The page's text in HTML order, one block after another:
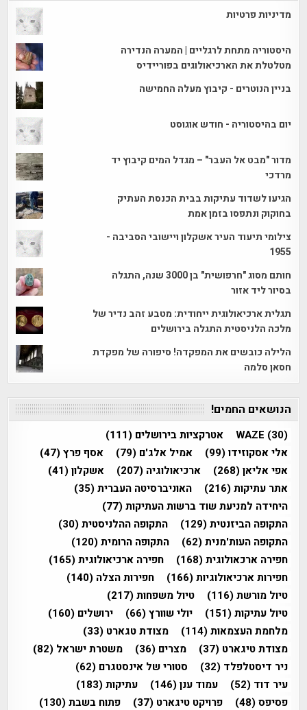
מדיניות פרטיות
היסטוריה מתחת לרגליים | המערה הנדירה
מטלטלת את הארכיאולוגים בפוריידיס
בניין הנוטרים - קיבוץ מעלה החמישה
יום בהיסטוריה - חודש אוגוסט
מדור "מבט אל העבר" – מגדל המים קיבוץ יד
מרדכי
הגיעו לשדוד עתיקות בבית הכנסת העתיק
בחוקוק ונתפסו בזמן אמת
צילומי תיעוד העיר אשקלון ויישובי הסביבה -
1955
חותם מסוג "חרפושית" בן 3000 שנה, התגלה
בסיור ליד אזור
תגלית ארכיאולוגית ייחודית: מטבע זהב נדיר של
מלכה הלניסטית התגלה בירושלים
הלילה כובשים את המפקדה! סיפורה של מפקדת
חסאן סלמה
הנושאים החמים!
WAZE (30) אטרקציות בירושלים (111)
אלי אסקוזידו(99) אמיל אלג'ם (79) אסף פרץ(47)
אפי אליאן(268) ארכיאולוגיה (207) אשקלון(41)
אתר עתיקות(216) האוניברסיטה העברית(35)
היחידה למניעת שוד ברשות העתיקות(77)
התקופה הביזנטית(129) התקופה ההלניסטית(30)
התקופה העות'מנית(62) התקופה הרומית(120)
חפירה ארכאולוגית(168) חפירה ארכיאולוגית(165)
חפירות ארכיאולוגיות(166) חפירות הצלה (140)
טיול מורשת(116) טיול משפחות(217)
טיול עתיקות(151) יולי שוורץ(66) ירושלים (160)
מלחמת העצמאות(114) מצודת טגארט (33)
מצודת טיגארט (37) מצרים (36) משטרת ישראל (82)
ניר דיסטלפלד (32) סטורי של אינסטגרם (62)
עיר דוד (52) עמוד ענן(146) עתיקות(183)
פסיפס(48) פרויקט טיגארט (37) פתוח בשבת(130)